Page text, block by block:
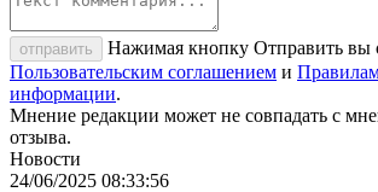
отправить
Нажимая кнопку Отправить вы
Пользовательским соглашением и
информации.
Мнение редакции может не совпадать с
отзыва.
Новости
24/06/2025 08:33:56